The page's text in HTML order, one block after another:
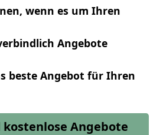
wenn es um Ihren
Angebote
beste Angebot für Ihren
Angebote